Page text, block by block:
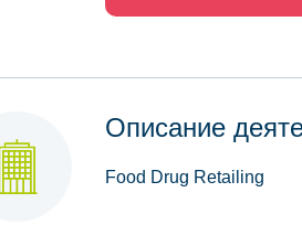
Описание
Food Drug Retailing